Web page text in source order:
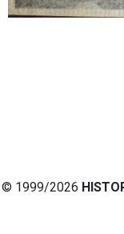
© 1999/2026